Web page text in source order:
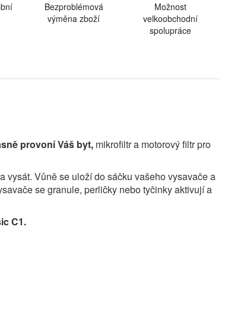
Bezproblémová
výměna zboží
Možnost
velkoobchodní
spolupráce
provoní Váš byt, mikrofiltr a motorový filtr pro
vysát. Vůně se uloží do sáčku vašeho vysavače a
se granule, perličky nebo tyčinky aktivují a
C1.